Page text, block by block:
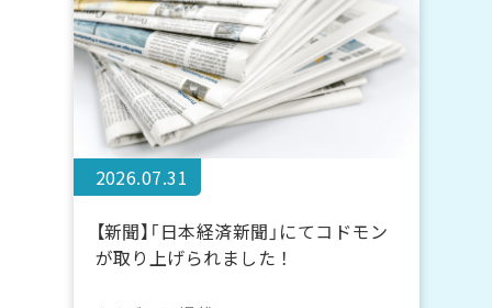
2026.07.31
【新聞】「日本経済新聞」にてコドモン
が取り上げられました！